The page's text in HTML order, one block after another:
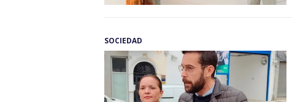
SOCIEDAD